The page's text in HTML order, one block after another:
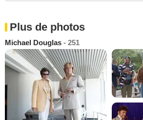
Plus de photos
Michael Douglas - 251